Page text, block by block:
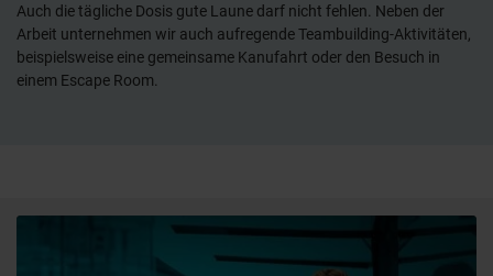
Auch die tägliche Dosis gute Laune darf nicht fehlen. Neben der
Arbeit unternehmen wir auch aufregende Teambuilding-Aktivitäten,
beispielsweise eine gemeinsame Kanufahrt oder den Besuch in
einem Escape Room.